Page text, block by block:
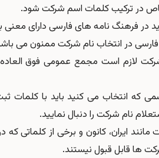
در ترکیب کلمات اسم شرکت شود.
در فرهنگ نامه های فارسی دارای معنی
فارسی در انتخاب نام شرکت ممنون می
لازم است مجمع عمومی فوق
که انتخاب می کنید باید با
نام شرکت را دنبال نمایید.
مانند ایران، کانون و برخی از کلماتی
ها قابل قبول نیستند.